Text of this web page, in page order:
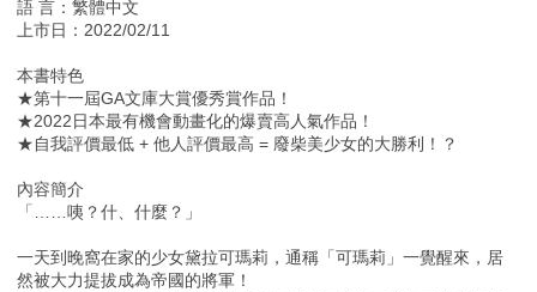
語 言：繁體中文
上市日：2022/02/11
本書特色
★第十一屆GA文庫大賞優秀賞作品！
★2022日本最有機會動畫化的爆賣高人氣作品！
★自我評價最低 + 他人評價最高 = 廢柴美少女的大勝利！？
內容簡介
「……咦？什、什麼？」
一天到晚窩在家的少女黛拉可瑪莉，通稱「可瑪莉」一覺醒來，居
然被大力提拔成為帝國的將軍！